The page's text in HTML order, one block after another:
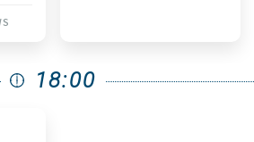
18:00